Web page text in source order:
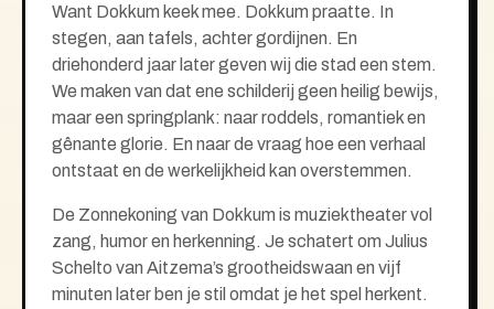
Want Dokkum keek mee. Dokkum praatte. In
stegen, aan tafels, achter gordijnen. En
driehonderd jaar later geven wij die stad een stem.
We maken van dat ene schilderij geen heilig bewijs,
maar een springplank: naar roddels, romantiek en
gênante glorie. En naar de vraag hoe een verhaal
ontstaat en de werkelijkheid kan overstemmen.
De Zonnekoning van Dokkum is muziektheater vol
zang, humor en herkenning. Je schatert om Julius
Schelto van Aitzema’s grootheidswaan en vijf
minuten later ben je stil omdat je het spel herkent.